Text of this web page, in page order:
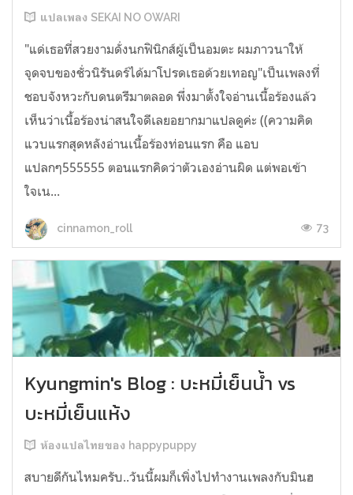
แปลเพลง SEKAI NO OWARI
"แด่เธอที่สวยงามดั่งนกฟินิกส์ผู้เป็นอมตะ ผมภาวนาให้
จุดจบของชั่วนิรันดร์ได้มาโปรดเธอด้วยเทอญ"เป็นเพลงที่
ชอบจังหวะกับดนตรีมาตลอด พึ่งมาตั้งใจอ่านเนื้อร้องแล้ว
เห็นว่าเนื้อร้องน่าสนใจดีเลยอยากมาแปลดูค่ะ ((ความคิด
แวบแรกสุดหลังอ่านเนื้อร้องท่อนแรก คือ แอบ
แปลกๆ555555 ตอนแรกคิดว่าตัวเองอ่านผิด แต่พอเข้า
ใจเน...
cinnamon_roll 73
Kyungmin's Blog : บะหมี่เย็นน้ำ vs
บะหมี่เย็นแห้ง
ห้องแปลไทยของ happypuppy
สบายดีกันไหมครับ..วันนี้ผมก็เพิ่งไปทำงานเพลงกับมินฮ